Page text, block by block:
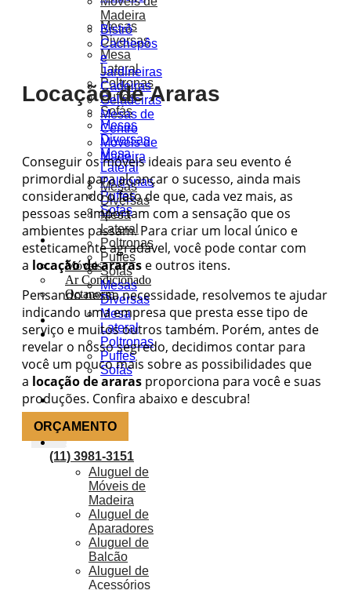
Mesas
Diversas
Mesa
Lateral
Poltronas
Puffes
Sofás
Mesas
Diversas
Mesa
Lateral
Poltronas
Puffes
Sofás
Soluções
Móveis
Ar Condicionado
Octanorm
Portfólio
Orçamentos
X
Madeira
Bistrô
Cachepôs
e
Jardineiras
Cadeiras
Geladeiras
Mesas de
Centro
Móveis de
Madeira
Mesas
Diversas
Mesa
Lateral
Poltronas
Puffes
Sofás
Mesas
Diversas
Mesa
Lateral
Poltronas
Puffes
Sofás
Móveis
Ar Condicionado
Octanorm
Soluções
Aluguel de
Móveis de
Madeira
Aluguel de
Aparadores
Aluguel de
Balcão
Aluguel de
Acessórios
Locação de Araras
Conseguir os móveis ideais para seu evento é
primordial para alcançar o sucesso, ainda mais
considerando o fato de que, cada vez mais, as
pessoas se importam com a sensação que os
ambientes passam. Para criar um local único e
esteticamente agradável, você pode contar com
a locação de araras e outros itens.
Pensando nessa necessidade, resolvemos te ajudar
indicando uma empresa que presta esse tipo de
serviço e muitos outros também. Porém, antes de
revelar o nosso segredo, decidimos contar para
você um pouco mais sobre as possibilidades que
a locação de araras proporciona para você e suas
produções. Confira abaixo e descubra!
ORÇAMENTO
(11) 3981-3151